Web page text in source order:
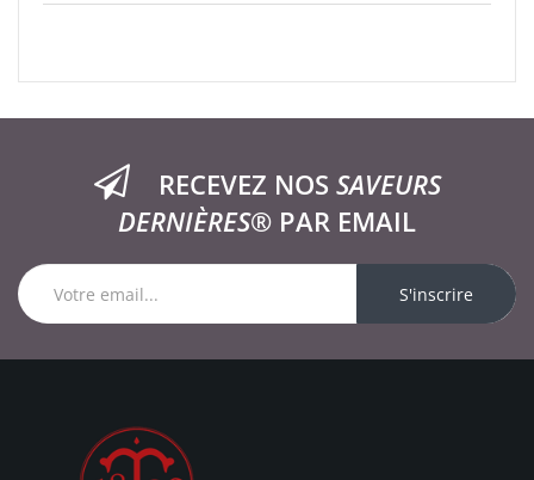
RECEVEZ NOS SAVEURS
DERNIÈRES® PAR EMAIL
S'inscrire